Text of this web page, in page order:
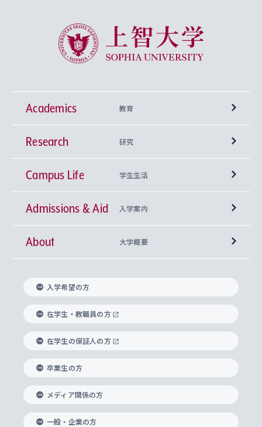
上智大学 Sophia University
Academics 教育
学部
神学部
文学部
総合人間科学部
経済学部
外国語学部
総合グローバル学部
国際教養学部
興味から学科を探す
上智大学の全学共通教育
基盤教育センター
キリスト教人間学
身体知
思考と表現
データサイエンス
上智大学の語学教育
言語教育研究センター
上智大学のグローバル教育
グローバル教育センター
上智大学で学ぶ
海外で学ぶ
学びのサポート
大学院
神学研究科
助産学専攻科
生涯学習
Research 研究
研究所 等
キリスト教文化研究所
中世思想研究所
国際言語情報研究所
グローバル・コンサーン研究所
比較文化研究所
ヨーロッパ研究所
Sophia Open Research Weeks (SORW)
産官学連携
知的財産
研究支援制度
重点領域研究・自由課題研究
研究活動に関する法令・研究費の使用について
Campus Life 学生生活
学期区分と授業時間割
課外活動
課外教育プログラム
ボランティア活動
グローバルな学びのコミュニティ
学生の相談窓口
心身の健康相談
ハラスメント防止の取り組み
障がいのある学生への支援
キャリア形成サポート
キャリア形成支援プログラム
住まいのサポート
Admissions & Aid 入学案内
上智大学で取得できる学位
入れの方針）
科目等履修生
研究生・外国人特別研究生・国費留学生
交換留学生(海外大学から上智大学で学ぶ)
ノンディグリー生
About 大学概要
理事長・学長メッセージ
学長・副学長紹介
上智大学の精神
上智大学の理念
上智大学の沿革
ソフィア・アーカイブズ
グローバルエンゲージメント
上智大学を訪れた世界の知性
上智大学公式ソーシャルメディア
学校法人上智学院について
入学希望の方
在学生・教職員の方
在学生の保証人の方
卒業生の方
メディア関係の方
一般・企業の方